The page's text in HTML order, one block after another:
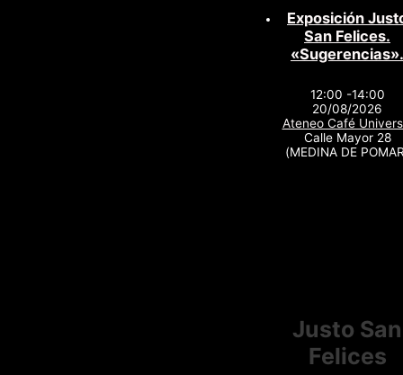
Exposición
San Felices.
«Sugerencias».
12:00 -14:00
20/08/2026
Ateneo Café
Calle Mayor 28
(MEDINA DE
Justo San
Felices